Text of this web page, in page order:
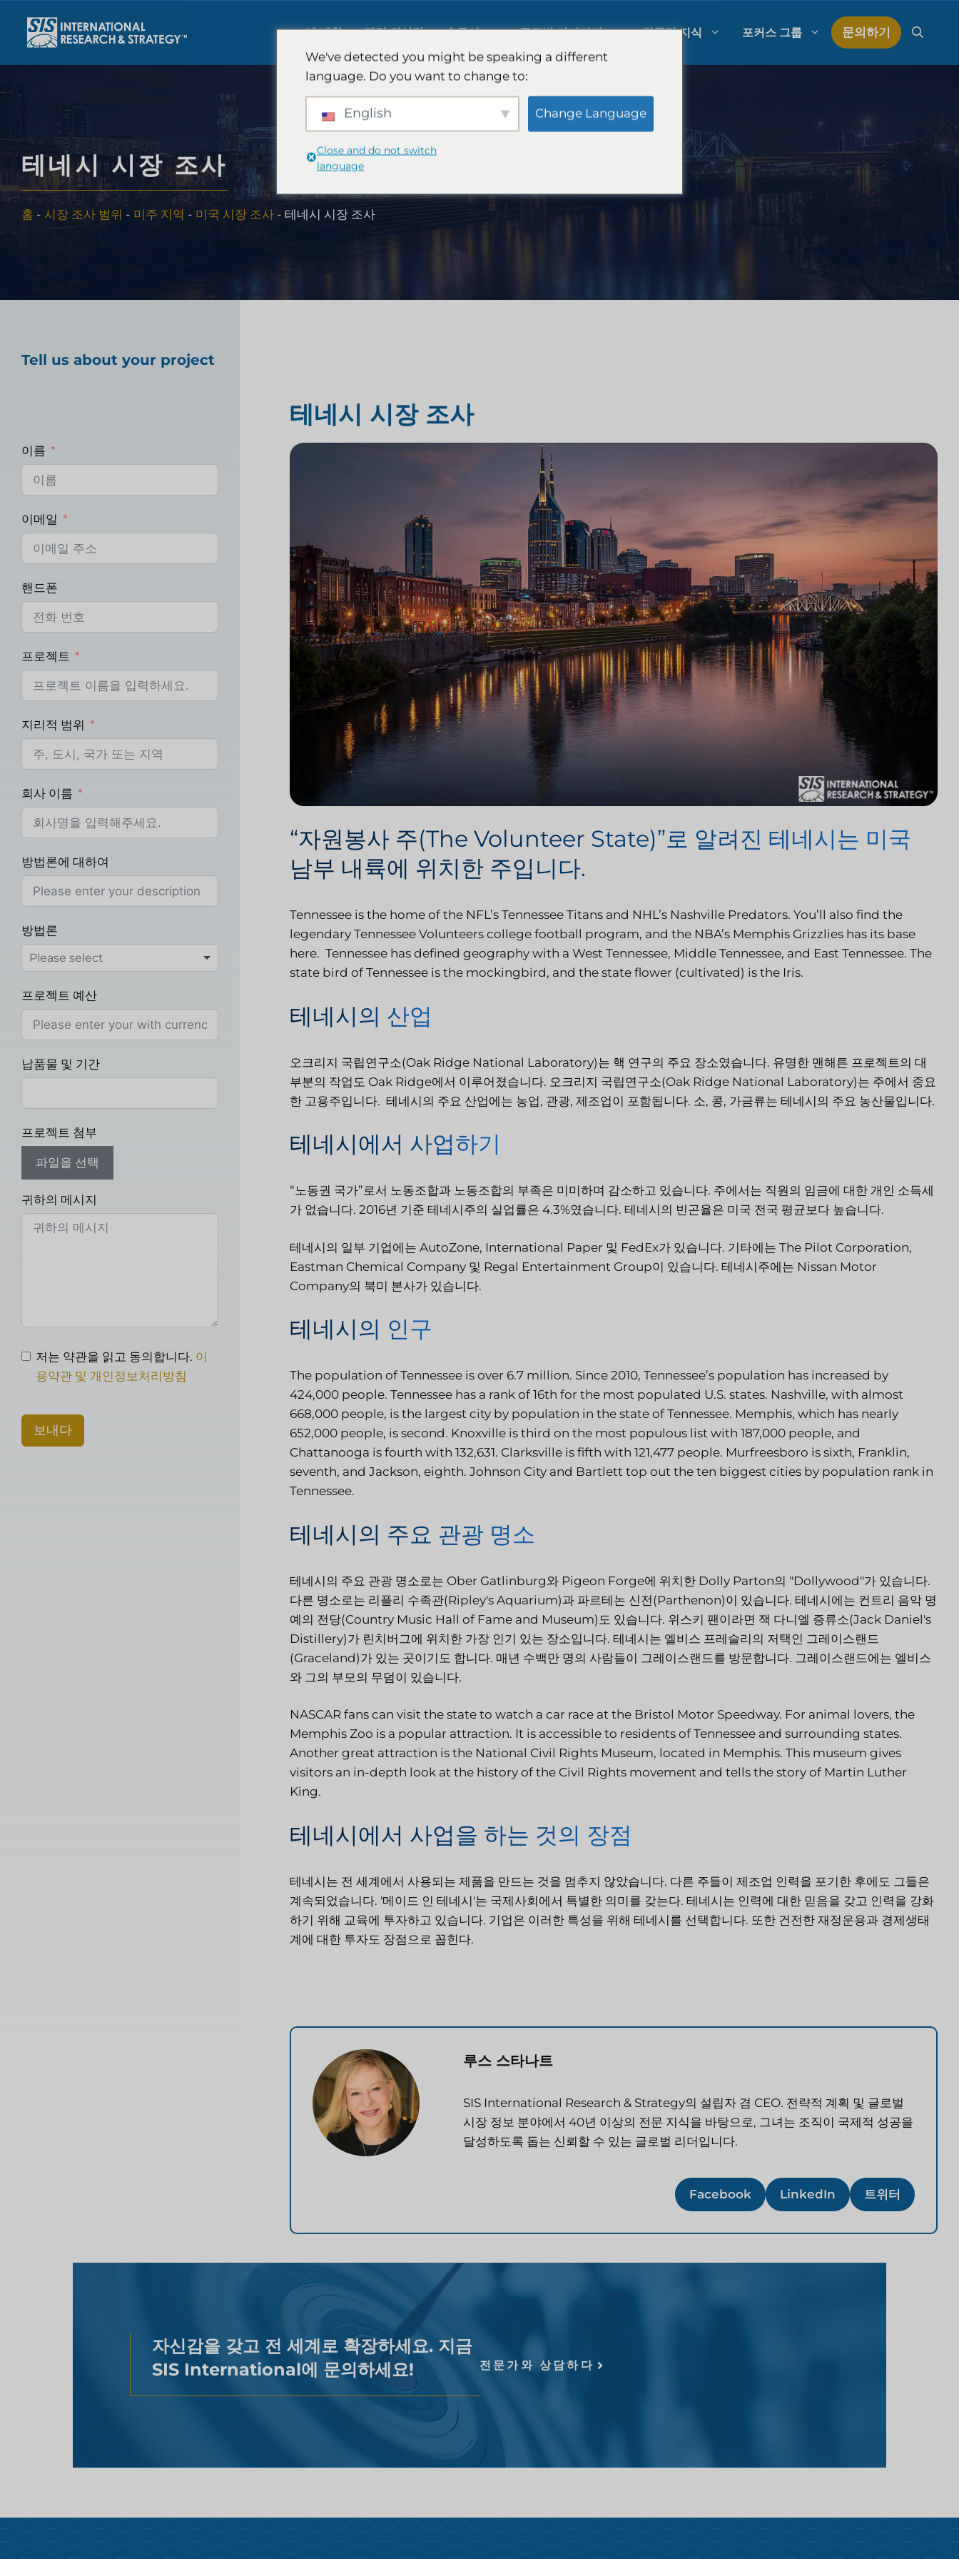
로
에 대한 전략 컨설팅 솔루션
AI 시장 조사
소비자 시장 조사
산업 시장 조사
정성적 및 정량적 연구 로펌 성장 전략
글로벌 커버리지 전문적 지식 포커스 그룹 문의하기
테네시 시장 조사
홈 - 시장 조사 범위 - 미주 지역 - 미국 시장 조사 - 테네시 시장 조사
테네시 시장 조사
“자원봉사 주(The Volunteer State)”로 알려진 테네시는 미국
남부 내륙에 위치한 주입니다.
Tennessee is the home of the NFL’s Tennessee Titans and NHL’s Nashville Predators. You’ll also find the
legendary Tennessee Volunteers college football program, and the NBA’s Memphis Grizzlies has its base
here. Tennessee has defined geography with a West Tennessee, Middle Tennessee, and East Tennessee. The
state bird of Tennessee is the mockingbird, and the state flower (cultivated) is the Iris.
테네시의 산업
오크리지 국립연구소(Oak Ridge National Laboratory)는 핵 연구의 주요 장소였습니다. 유명한 맨해튼 프로젝트의 대
부분의 작업도 Oak Ridge에서 이루어졌습니다. 오크리지 국립연구소(Oak Ridge National Laboratory)는 주에서 중요
한 고용주입니다. 테네시의 주요 산업에는 농업, 관광, 제조업이 포함됩니다. 소, 콩, 가금류는 테네시의 주요 농산물입니다.
테네시에서 사업하기
“노동권 국가”로서 노동조합과 노동조합의 부족은 미미하며 감소하고 있습니다. 주에서는 직원의 임금에 대한 개인 소득세
가 없습니다. 2016년 기준 테네시주의 실업률은 4.3%였습니다. 테네시의 빈곤율은 미국 전국 평균보다 높습니다.
테네시의 일부 기업에는 AutoZone, International Paper 및 FedEx가 있습니다. 기타에는 The Pilot Corporation,
Eastman Chemical Company 및 Regal Entertainment Group이 있습니다. 테네시주에는 Nissan Motor
Company의 북미 본사가 있습니다.
테네시의 인구
The population of Tennessee is over 6.7 million. Since 2010, Tennessee’s population has increased by
424,000 people. Tennessee has a rank of 16th for the most populated U.S. states. Nashville, with almost
668,000 people, is the largest city by population in the state of Tennessee. Memphis, which has nearly
652,000 people, is second. Knoxville is third on the most populous list with 187,000 people, and
Chattanooga is fourth with 132,631. Clarksville is fifth with 121,477 people. Murfreesboro is sixth, Franklin,
seventh, and Jackson, eighth. Johnson City and Bartlett top out the ten biggest cities by population rank in
Tennessee.
테네시의 주요 관광 명소
테네시의 주요 관광 명소로는 Ober Gatlinburg와 Pigeon Forge에 위치한 Dolly Parton의 "Dollywood"가 있습니다.
다른 명소로는 리플리 수족관(Ripley's Aquarium)과 파르테논 신전(Parthenon)이 있습니다. 테네시에는 컨트리 음악 명
예의 전당(Country Music Hall of Fame and Museum)도 있습니다. 위스키 팬이라면 잭 다니엘 증류소(Jack Daniel's
Distillery)가 린치버그에 위치한 가장 인기 있는 장소입니다. 테네시는 엘비스 프레슬리의 저택인 그레이스랜드
(Graceland)가 있는 곳이기도 합니다. 매년 수백만 명의 사람들이 그레이스랜드를 방문합니다. 그레이스랜드에는 엘비스
와 그의 부모의 무덤이 있습니다.
NASCAR fans can visit the state to watch a car race at the Bristol Motor Speedway. For animal lovers, the
Memphis Zoo is a popular attraction. It is accessible to residents of Tennessee and surrounding states.
Another great attraction is the National Civil Rights Museum, located in Memphis. This museum gives
visitors an in-depth look at the history of the Civil Rights movement and tells the story of Martin Luther
King.
테네시에서 사업을 하는 것의 장점
테네시는 전 세계에서 사용되는 제품을 만드는 것을 멈추지 않았습니다. 다른 주들이 제조업 인력을 포기한 후에도 그들은
계속되었습니다. '메이드 인 테네시'는 국제사회에서 특별한 의미를 갖는다. 테네시는 인력에 대한 믿음을 갖고 인력을 강화
하기 위해 교육에 투자하고 있습니다. 기업은 이러한 특성을 위해 테네시를 선택합니다. 또한 건전한 재정운용과 경제생태
계에 대한 투자도 장점으로 꼽힌다.
루스 스타나트
SIS International Research & Strategy의 설립자 겸 CEO. 전략적 계획 및 글로벌
시장 정보 분야에서 40년 이상의 전문 지식을 바탕으로, 그녀는 조직이 국제적 성공을
달성하도록 돕는 신뢰할 수 있는 글로벌 리더입니다.
Facebook LinkedIn 트위터
Tell us about your project
이름
이메일
핸드폰
프로젝트
지리적 범위
회사 이름
방법론에 대하여
방법론
프로젝트 예산
납품물 및 기간
프로젝트 첨부
파일을 선택
귀하의 메시지
저는 약관을 읽고 동의합니다. 이
용약관 및 개인정보처리방침
보내다
자신감을 갖고 전 세계로 확장하세요. 지금
SIS International에 문의하세요!
전문가와 상담하다
We've detected you might be speaking a different
language. Do you want to change to:
English Change Language
Close and do not switch
language